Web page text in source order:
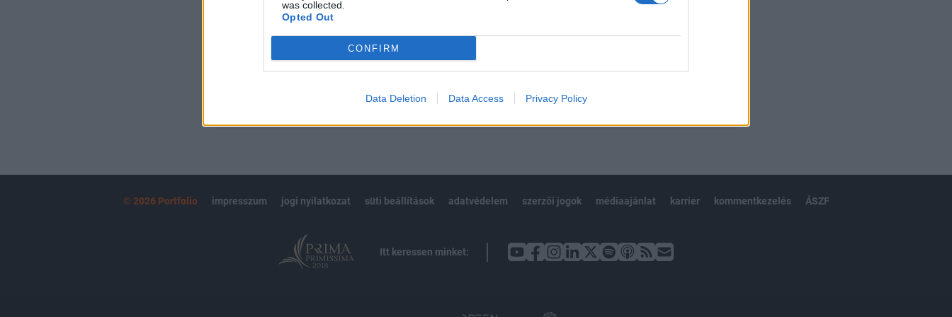
was collected.
Opted Out
CONFIRM
Data Deletion Data Access Privacy Policy
kötéslistái
Előfizetés
MÁR ELŐFIZETŐNK VAGY? BEJELENTKEZÉS
© 2026 Portfolio impresszum jogi nyilatkozat süti beállítások adatvédelem szerzői jogok médiaajánlat karrier kommentkezelés ÁSZF
Itt keressen minket: